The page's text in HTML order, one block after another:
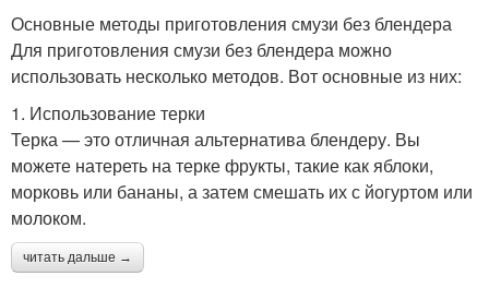
Основные методы приготовления смузи без блендера
Для приготовления смузи без блендера можно
использовать несколько методов. Вот основные из них:
1. Использование терки
Терка — это отличная альтернатива блендеру. Вы
можете натереть на терке фрукты, такие как яблоки,
морковь или бананы, а затем смешать их с йогуртом или
молоком.
читать дальше →